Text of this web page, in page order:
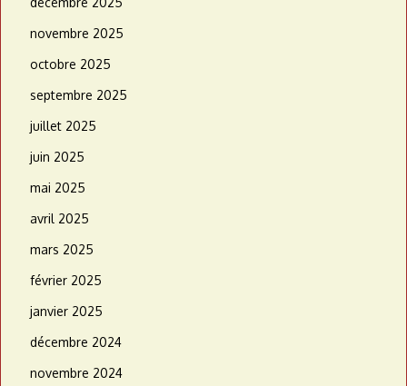
novembre 2025
octobre 2025
septembre 2025
juillet 2025
juin 2025
mai 2025
avril 2025
mars 2025
février 2025
janvier 2025
décembre 2024
novembre 2024